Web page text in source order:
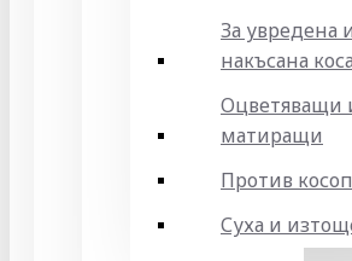
За увредена и
накъсана коса
Оцветяващи
матиращи
Против
Суха и